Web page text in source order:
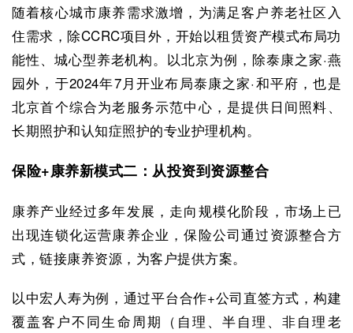
随着核心城市康养需求激增，为满足客户养老社区入
住需求，除CCRC项目外，开始以租赁资产模式布局功
能性、城心型养老机构。以北京为例，除泰康之家·燕
园外，于2024年7月开业布局泰康之家·和平府，也是
北京首个综合为老服务示范中心，是提供日间照料、
长期照护和认知症照护的专业护理机构。
保险+康养新模式二：从投资到资源整合
康养产业经过多年发展，走向规模化阶段，市场上已
出现连锁化运营康养企业，保险公司通过资源整合方
式，链接康养资源，为客户提供方案。
以中宏人寿为例，通过平台合作+公司直签方式，构建
覆盖客户不同生命周期（自理、半自理、非自理老